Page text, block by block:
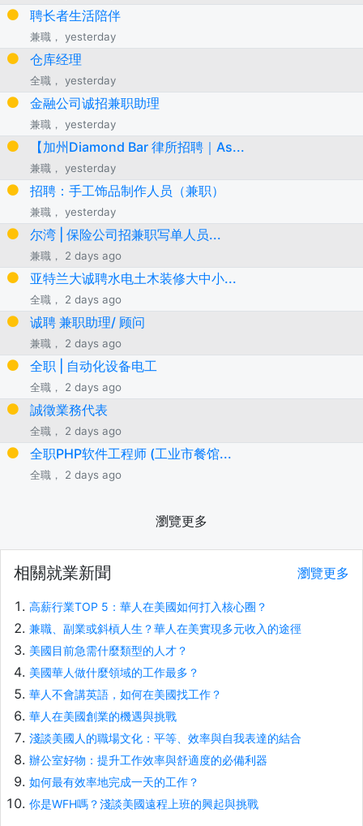
聘长者生活陪伴
兼職， yesterday
仓库经理
全職， yesterday
金融公司诚招兼职助理
兼職， yesterday
【加州Diamond Bar 律所招聘｜As...
兼職， yesterday
招聘：手工饰品制作人员（兼职）
兼職， yesterday
尔湾 | 保险公司招兼职写单人员...
兼職， 2 days ago
亚特兰大诚聘水电土木装修大中小...
全職， 2 days ago
诚聘 兼职助理/ 顾问
兼職， 2 days ago
全职 | 自动化设备电工
全職， 2 days ago
誠徵業務代表
全職， 2 days ago
全职PHP软件工程师 (工业市餐馆...
全職， 2 days ago
瀏覽更多
相關就業新聞 瀏覽更多
高薪行業TOP 5：華人在美國如何打入核心圈？
兼職、副業或斜槓人生？華人在美實現多元收入的途徑
美國目前急需什麼類型的人才？
美國華人做什麼領域的工作最多？
華人不會講英語，如何在美國找工作？
華人在美國創業的機遇與挑戰
淺談美國人的職場文化：平等、效率與自我表達的結合
辦公室好物：提升工作效率與舒適度的必備利器
如何最有效率地完成一天的工作？
你是WFH嗎？淺談美國遠程上班的興起與挑戰